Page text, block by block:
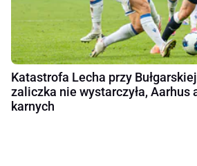
Katastrofa Lecha przy
zaliczka nie wystarczyła, Aarhus
karnych